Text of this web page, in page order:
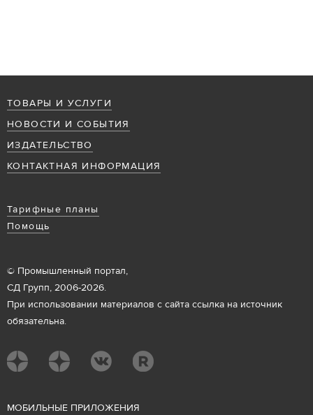
ТОВАРЫ И УСЛУГИ
НОВОСТИ И СОБЫТИЯ
ИЗДАТЕЛЬСТВО
КОНТАКТНАЯ ИНФОРМАЦИЯ
Тарифные планы
Помощь
© Промышленный портал,
СД Групп, 2006-2026.
При использовании материалов с сайта ссылка на источник
обязательна.
МОБИЛЬНЫЕ ПРИЛОЖЕНИЯ